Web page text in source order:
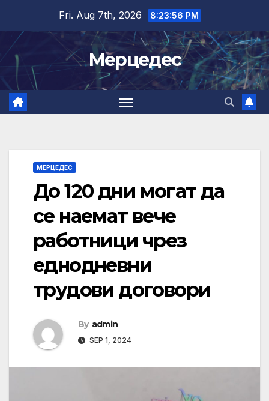
content
Fri. Aug 7th, 2026 8:23:57 PM
Мерцедес
МЕРЦЕДЕС
До 120 дни могат да
се наемат вече
работници чрез
еднодневни
трудови договори
By admin
SEP 1, 2024